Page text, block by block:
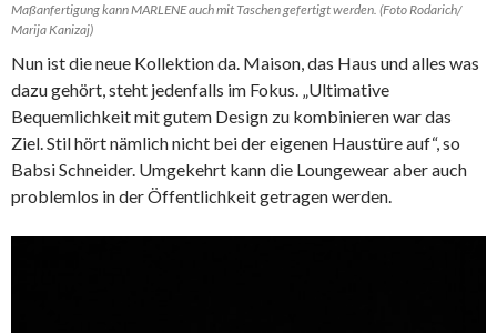
Maßanfertigung kann MARLENE auch mit Taschen gefertigt werden. (Foto Rodarich/
Marija Kanizaj)
Nun ist die neue Kollektion da. Maison, das Haus und alles was
dazu gehört, steht jedenfalls im Fokus. „Ultimative
Bequemlichkeit mit gutem Design zu kombinieren war das
Ziel. Stil hört nämlich nicht bei der eigenen Haustüre auf“, so
Babsi Schneider. Umgekehrt kann die Loungewear aber auch
problemlos in der Öffentlichkeit getragen werden.